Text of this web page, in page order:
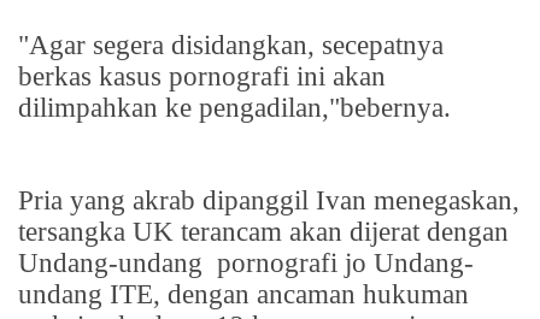
"Agar segera disidangkan, secepatnya
berkas kasus pornografi ini akan
dilimpahkan ke pengadilan,"bebernya.
Pria yang akrab dipanggil Ivan menegaskan,
tersangka UK terancam akan dijerat dengan
Undang-undang pornografi jo Undang-
undang ITE, dengan ancaman hukuman